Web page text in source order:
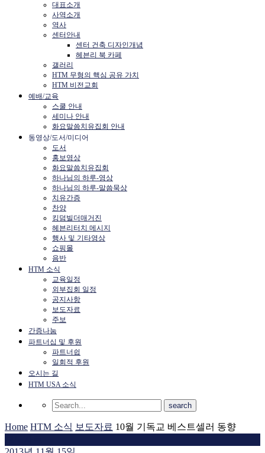
대표소개
사역소개
역사
센터안내
센터 건축 디자인개념
헤븐리 북 카페
갤러리
HTM 무형의 핵심 공유 가치
HTM 비전교회
예배/교육
스쿨 안내
세미나 안내
화요말씀치유집회 안내
동영상/도서/미디어
도서
홍보영상
화요말씀치유집회
하나님의 하루-영상
하나님의 하루-말씀묵상
치유간증
찬양
킹덤빌더매거진
헤븐리터치 메시지
행사 및 기타영상
쇼핑몰
음반
HTM 소식
교육일정
외부집회 일정
공지사항
보도자료
주보
간증나눔
파트너십 및 후원
파트너쉽
일회적 후원
오시는 길
HTM USA 소식
Home HTM 소식 보도자료 10월 기독교 베스트셀러 동향